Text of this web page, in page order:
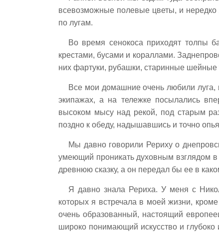
всевозможные полевые цветы, и
по лугам.
Во время сенокоса приходят толпы
крестами, бусами и кораллами.
них фартуки, рубашки, старинные шейные
Все мои домашние очень любили
экипажах, а на тележке посылались
высоком мысу над рекой, под старым
поздно к обеду, надышавшись и точно
Мы давно говорили Рериху о
умеющий проникать духовным взглядом в
древнюю сказку, а он передал бы ее в
Я давно знала Рериха. У меня с
которых я встречала в моей жизни,
очень образованный, настоящий
широко понимающий искусство и